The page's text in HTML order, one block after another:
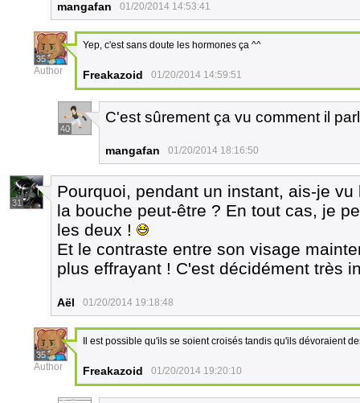
mangafan 01/20/2014 14:53:41
35
Author
Yep, c'est sans doute les hormones ça ^^
Freakazoid 01/20/2014 14:59:51
40
C'est sûrement ça vu comment il
mangafan 01/20/2014 18:16:50
31
Pourquoi, pendant un instant, ais-je
la bouche peut-être ? En tout cas, je
les deux !
Et le contraste entre son visage
plus effrayant ! C'est décidément très
Aël 01/20/2014 19:18:48
35
Author
Il est possible qu'ils se soient croisés tandis qu'ils dévoraient
Freakazoid 01/20/2014 19:20:10